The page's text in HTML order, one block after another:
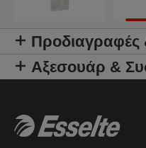
Προδιαγραφές
Αξεσουάρ &